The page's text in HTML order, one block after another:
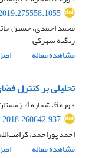
محمد احمدی، حسین
زنگنه شهرکی
مشاهده مقاله
تحلیلی بر کنترل
دوره 6، شماره 4، زمستان 1397، صفحه
احمد پوراحمد،
مشاهده مقاله